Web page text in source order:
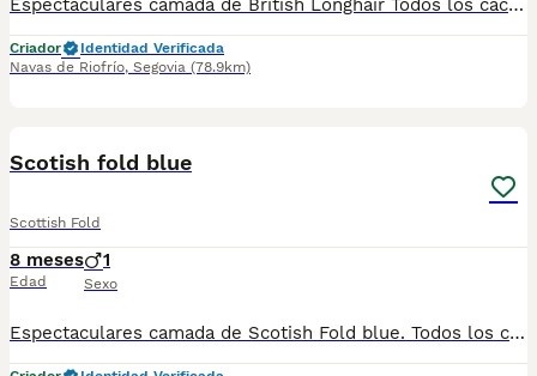
Espectaculares camada de British Longhair Todos los cachorritos se entregan con unos dos meses y medio de edad y sus vacunas correspondientes, desparasitados interna y externamente, con certificado de salud, y garantía tanto por enfermedad vírica como congénito genética. Posibilidad de entregar en toda España mediante transporte propio preparado para animales y con chofer privado. Los precios pueden variar según las características y morfología de cada cachorro. Añádenos al whats app o llámanos, y encantados atenderemos todas tus dudas y consultas. Teléfono / Whats app: 641 92 23 90
Criador
Identidad Verificada
Navas de Riofrío, Segovia (78.9km)
Scotish fold blue
Scottish Fold
8 meses
Edad
1
Sexo
Espectaculares camada de Scotish Fold blue. Todos los cachorritos se entregan con unos dos meses y medio de edad y sus vacunas correspondientes, desparasitados interna y externamente, con certificado de salud, y garantía tanto por enfermedad vírica como congénito genética. Posibilidad de entregar en toda España mediante transporte propio preparado para animales y con chofer privado. Los precios pueden variar según las características y morfología de cada cachorro. Añádenos al whats app o llámanos, y encantados atenderemos todas tus dudas y consultas. Teléfono / Whats app: 641 92 23 90